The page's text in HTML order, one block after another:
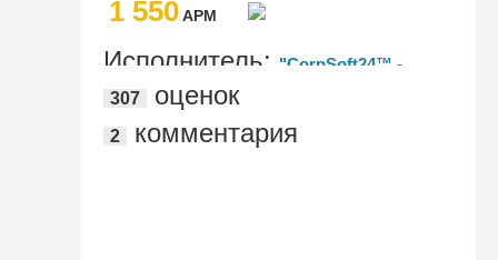
1 550AРМ
Исполнитель: "CorpSoft24™ -
корпоративные ИТ-сервисы"
307 оценок
2 комментария